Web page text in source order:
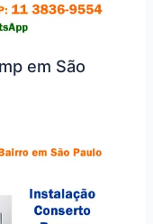
em São